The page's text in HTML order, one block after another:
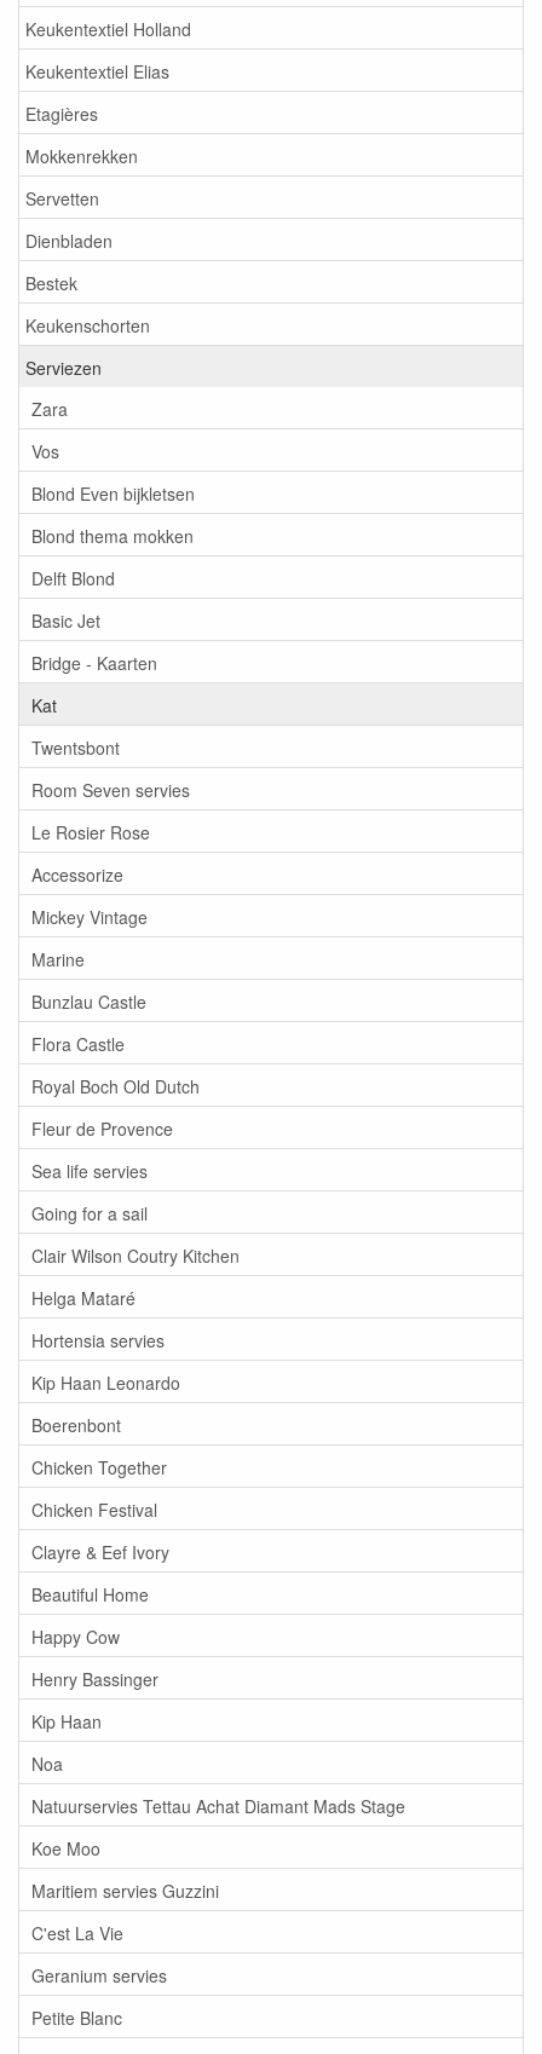
Keukentextiel Holland
Keukentextiel Elias
Etagières
Mokkenrekken
Servetten
Dienbladen
Bestek
Keukenschorten
Serviezen
Zara
Vos
Blond Even bijkletsen
Blond thema mokken
Delft Blond
Basic Jet
Bridge - Kaarten
Kat
Twentsbont
Room Seven servies
Le Rosier Rose
Accessorize
Mickey Vintage
Marine
Bunzlau Castle
Flora Castle
Royal Boch Old Dutch
Fleur de Provence
Sea life servies
Going for a sail
Clair Wilson Coutry Kitchen
Helga Mataré
Hortensia servies
Kip Haan Leonardo
Boerenbont
Chicken Together
Chicken Festival
Clayre & Eef Ivory
Beautiful Home
Happy Cow
Henry Bassinger
Kip Haan
Noa
Natuurservies Tettau Achat Diamant Mads Stage
Koe Moo
Maritiem servies Guzzini
C'est La Vie
Geranium servies
Petite Blanc